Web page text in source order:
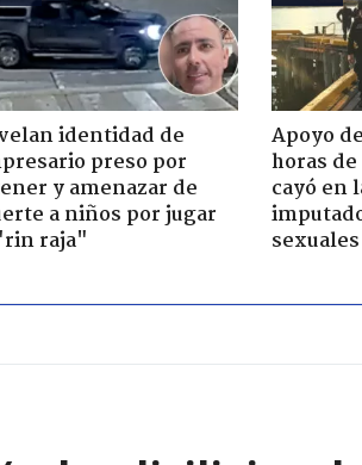
identidad de
preso por
y amenazar de
a niños por jugar
raja"
Apoyo
horas
cayó en
sexuales